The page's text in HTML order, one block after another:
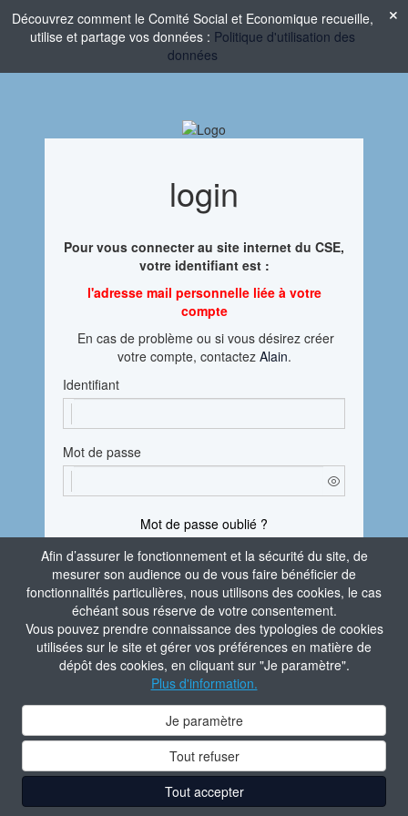
Afin d’assurer le fonctionnement et la sécurité du site, de
mesurer son audience ou de vous faire bénéficier de
fonctionnalités particulières, nous utilisons des cookies, le cas
échéant sous réserve de votre consentement.
Vous pouvez prendre connaissance des typologies de cookies
utilisées sur le site et gérer vos préférences en matière de
dépôt des cookies, en cliquant sur "Je paramètre".
Plus d'information.
Je paramètre
Tout refuser
Tout accepter
Découvrez comment le Comité Social et Economique recueille,
utilise et partage vos données : Politique d'utilisation des
données
login
Pour vous connecter au site internet du CSE,
votre identifiant est :
l'adresse mail personnelle liée à votre
compte
En cas de problème ou si vous désirez créer
votre compte, contactez Alain.
Identifiant
Mot de passe
Mot de passe oublié ?
En vous connectant, vous attestez avoir pris
connaissance de laPolitique de confidentialité
du site.
Je m'identifie
Aide à la connexion
Contacter l'administrateur du site